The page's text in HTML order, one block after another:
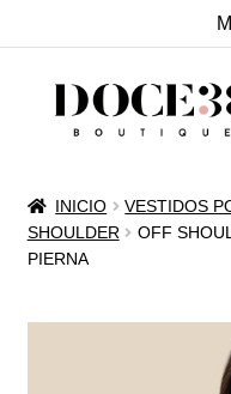
SALTAR
VENTA
INICIO VESTIDOS
SHOULDER
OFF
PIERNA